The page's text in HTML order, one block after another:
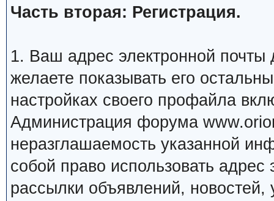
Часть вторая: Регистрация.
1. Ваш адрес электронной
желаете показывать его
настройках своего профайла
Администрация форума
неразглашаемость указанной
собой право использовать
рассылки объявлений, новостей,